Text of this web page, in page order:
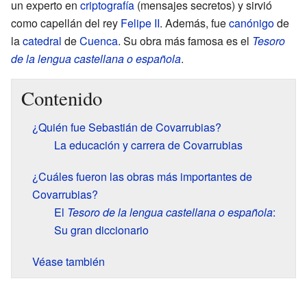
un experto en criptografía (mensajes secretos) y sirvió
como capellán del rey Felipe II. Además, fuecanónigode
lacatedral deCuenca. Su obra más famosa es el Tesoro
de la lengua castellana o española.
Contenido
¿Quién fue Sebastián de Covarrubias?
La educación y carrera de Covarrubias
¿Cuáles fueron las obras más importantes de
Covarrubias?
El Tesoro de la lengua castellana o española:
Su gran diccionario
Véase también